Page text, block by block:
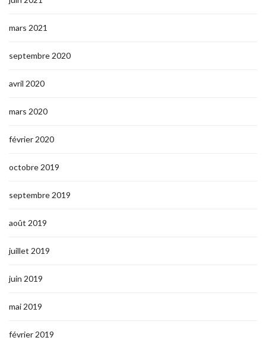
mars 2021
septembre 2020
avril 2020
mars 2020
février 2020
octobre 2019
septembre 2019
août 2019
juillet 2019
juin 2019
mai 2019
février 2019